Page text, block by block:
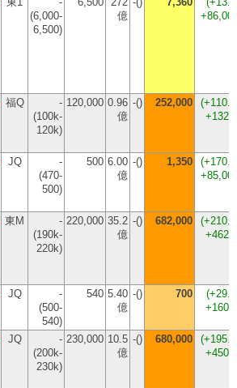
(6,000-
6,500)
億
福Q
-
(100k-
120k)
120,000 0.96
億
-() 252,000 (
JQ
-
(470-
500)
500 6.00
億
-() 1,350 (
東M
-
(190k-
220k)
220,000 35.2
億
-() 682,000 (
JQ
-
(500-
540)
540 5.40
億
-() 700 (
JQ
-
(200k-
230k)
230,000 10.5
億
-() 680,000 (